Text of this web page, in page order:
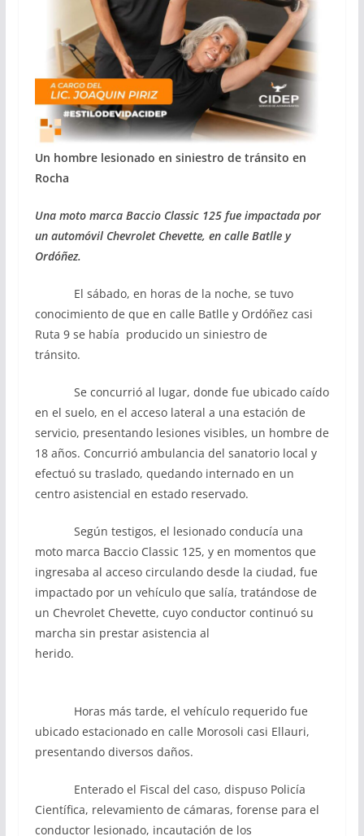
Un hombre lesionado en siniestro de tránsito en
Rocha
Una moto marca Baccio Classic 125 fue impactada por
un automóvil Chevrolet Chevette, en calle Batlle y
Ordóñez.
El sábado, en horas de la noche, se tuvo
conocimiento de que en calle Batlle y Ordóñez casi
Ruta 9 se había producido un siniestro de
tránsito.
Se concurrió al lugar, donde fue ubicado caído
en el suelo, en el acceso lateral a una estación de
servicio, presentando lesiones visibles, un hombre de
18 años. Concurrió ambulancia del sanatorio local y
efectuó su traslado, quedando internado en un
centro asistencial en estado reservado.
Según testigos, el lesionado conducía una
moto marca Baccio Classic 125, y en momentos que
ingresaba al acceso circulando desde la ciudad, fue
impactado por un vehículo que salía, tratándose de
un Chevrolet Chevette, cuyo conductor continuó su
marcha sin prestar asistencia al
herido.
Horas más tarde, el vehículo requerido fue
ubicado estacionado en calle Morosoli casi Ellauri,
presentando diversos daños.
Enterado el Fiscal del caso, dispuso Policía
Científica, relevamiento de cámaras, forense para el
conductor lesionado, incautación de los